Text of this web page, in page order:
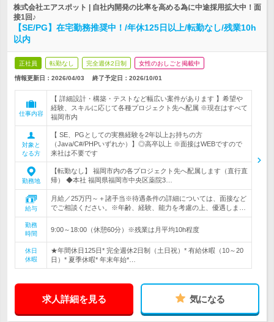
株式会社エアスポット | 自社内開発の比率を高める為に中途採用拡大中！面
接1回♪
【SE/PG】在宅勤務推奨中！/年休125日以上/転勤なし/残業10h
以内
正社員 転勤なし 完全週休2日制 女性のおしごと掲載中
情報更新日：2026/04/03 終了予定日： 2026/10/01
仕事内容
【 詳細設計・構築・テストなど幅広い案件があります 】希望や
経験、スキルに応じて各種プロジェクト先へ配属 ※現在はすべて
福岡市内
対象と
なる方
【 SE、PGとしての実務経験を2年以上お持ちの方
（Java/C#/PHPいずれか）】◎高卒以上 ※面接はWEBですので
来社は不要です
勤務地
【転勤なし】 福岡市内の各プロジェクト先へ配属します（直行直
帰） ◆本社 福岡県福岡市中央区薬院3…
給与
月給／25万円～＋諸手当※待遇条件の詳細については、面接など
でご相談ください。※年齢、経験、能力を考慮の上、優遇しま…
勤務
時間
9:00～18:00（休憩60分）※残業は月平均10h程度
休日
休暇
★年間休日125日* 完全週休2日制（土日祝）* 有給休暇（10～20
日）* 夏季休暇* 年末年始*…
求人詳細を見る 気になる